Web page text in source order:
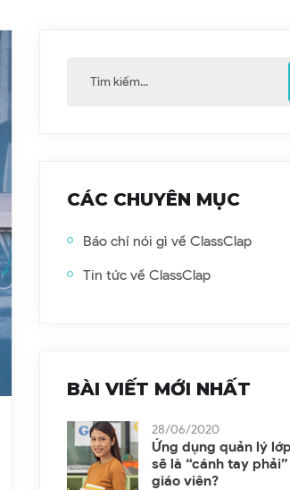
CÁC CHUYÊN MỤC
Báo chí nói gì về ClassClap
Tin tức về ClassClap
BÀI VIẾT MỚI NHẤT
28/06/2020
Ứng dụng quản lý
sẽ là “cánh tay
giáo viên?